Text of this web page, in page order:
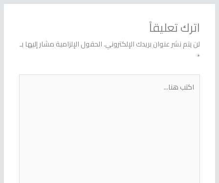
اترك تعليقاً
لن يتم نشر عنوان بريدك الإلكتروني.الحقول الإلزامية مشار إليها بـ
*
هنا...